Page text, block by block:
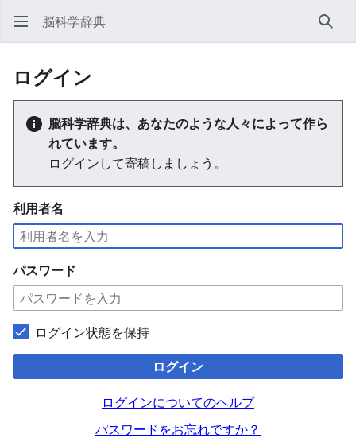
脳科学辞典 検索
ログイン
脳科学辞典は、あなたのような人々によって作ら
れています。
ログインして寄稿しましょう。
利用者名
パスワード
ログイン状態を保持
ログイン
ログインについてのヘルプ
パスワードをお忘れですか？